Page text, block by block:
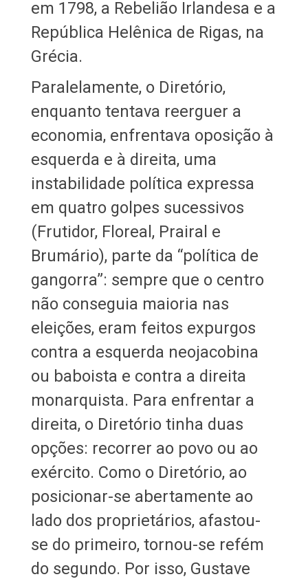
em 1798, a Rebelião Irlandesa e a
República Helênica de Rigas, na
Grécia.
Paralelamente, o Diretório,
enquanto tentava reerguer a
economia, enfrentava oposição à
esquerda e à direita, uma
instabilidade política expressa
em quatro golpes sucessivos
(Frutidor, Floreal, Prairal e
Brumário), parte da “política de
gangorra”: sempre que o centro
não conseguia maioria nas
eleições, eram feitos expurgos
contra a esquerda neojacobina
ou baboista e contra a direita
monarquista. Para enfrentar a
direita, o Diretório tinha duas
opções: recorrer ao povo ou ao
exército. Como o Diretório, ao
posicionar-se abertamente ao
lado dos proprietários, afastou-
se do primeiro, tornou-se refém
do segundo. Por isso, Gustave